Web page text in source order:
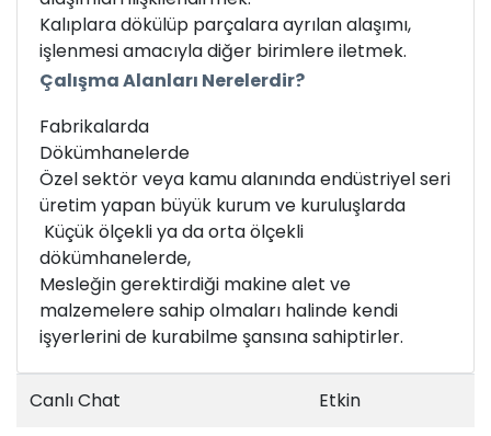
Kalıplara dökülüp parçalara ayrılan alaşımı,
işlenmesi amacıyla diğer birimlere iletmek.
Çalışma Alanları Nerelerdir?
Fabrikalarda
Dökümhanelerde
Özel sektör veya kamu alanında endüstriyel seri
üretim yapan büyük kurum ve kuruluşlarda
Küçük ölçekli ya da orta ölçekli
dökümhanelerde,
Mesleğin gerektirdiği makine alet ve
malzemelere sahip olmaları halinde kendi
işyerlerini de kurabilme şansına sahiptirler.
Canlı Chat Etkin